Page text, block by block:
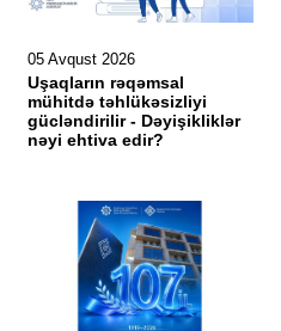
05 Avqust 2026
Uşaqların rəqəmsal
mühitdə təhlükəsizliyi
gücləndirilir - Dəyişikliklər
nəyi ehtiva edir?